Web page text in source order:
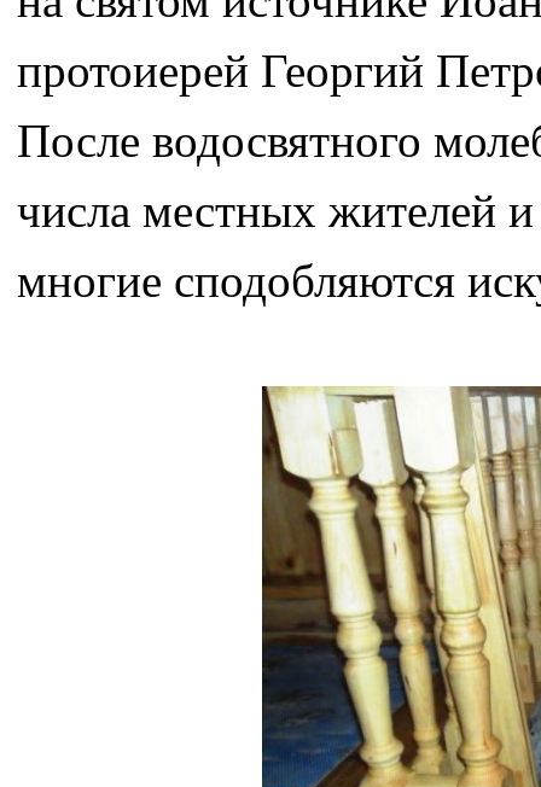
протоиерей Георгий
После водосвятного
числа местных жителей
многие сподобляются